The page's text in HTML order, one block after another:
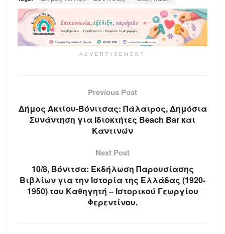
ADVERTISEMENT
Previous Post
Δήμος Ακτίου-Βόνιτσας: Πάλαιρος, Δημόσια
Συνάντηση για Ιδιοκτήτες Beach Bar και
Καντινών
Next Post
10/8, Βόνιτσα: Εκδήλωση Παρουσίασης
Βιβλίων για την Ιστορία της Ελλάδας (1920-
1950) του Καθηγητή – Ιστορικού Γεωργίου
Φερεντίνου.